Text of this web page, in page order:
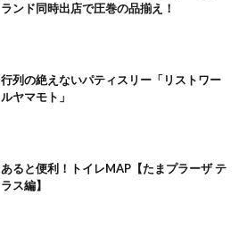
ランド同時出店で圧巻の品揃え！
行列の絶えないパティスリー「リストワー
ルヤマモト」
あると便利！トイレMAP【たまプラーザ テ
ラス編】